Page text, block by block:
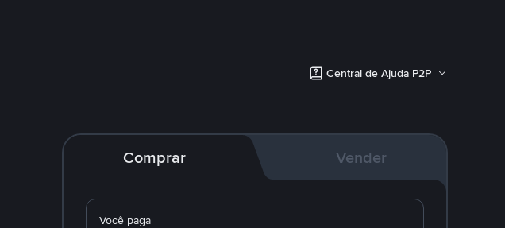
Central de Ajuda P2P
Comprar Vender
Você paga